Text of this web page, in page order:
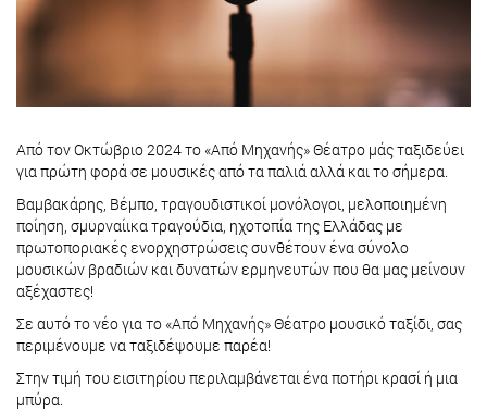
Από τον Οκτώβριο 2024 το «Από Μηχανής» Θέατρο μάς ταξιδεύει
για πρώτη φορά σε μουσικές από τα παλιά αλλά και το σήμερα.
Βαμβακάρης, Βέμπο, τραγουδιστικοί μονόλογοι, μελοποιημένη
ποίηση, σμυρναίικα τραγούδια, ηχοτοπία της Ελλάδας με
πρωτοποριακές ενορχηστρώσεις συνθέτουν ένα σύνολο
μουσικών βραδιών και δυνατών ερμηνευτών που θα μας μείνουν
αξέχαστες!
Σε αυτό το νέο για το «Από Μηχανής» Θέατρο μουσικό ταξίδι, σας
περιμένουμε να ταξιδέψουμε παρέα!
Στην τιμή του εισιτηρίου περιλαμβάνεται ένα ποτήρι κρασί ή μια
μπύρα.